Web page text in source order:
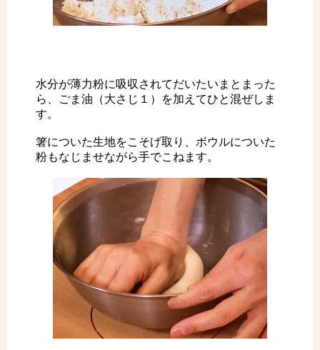
水分が薄力粉に吸収されてだいたいまとまった
ら、ごま油（大さじ１）を加えてひと混ぜしま
す。
箸についた生地をこそげ取り、ボウルについた
粉もなじませながら手でこねます。